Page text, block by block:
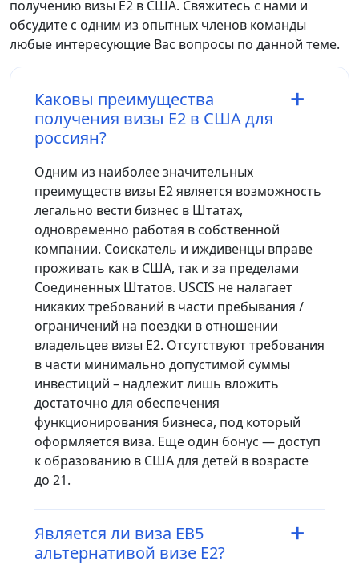
получению визы E2 в США. Свяжитесь с нами и
обсудите с одним из опытных членов команды
любые интересующие Вас вопросы по данной теме.
Каковы преимущества
получения визы E2 в США для
россиян?
Одним из наиболее значительных
преимуществ визы E2 является возможность
легально вести бизнес в Штатах,
одновременно работая в собственной
компании. Соискатель и иждивенцы вправе
проживать как в США, так и за пределами
Соединенных Штатов. USCIS не налагает
никаких требований в части пребывания /
ограничений на поездки в отношении
владельцев визы E2. Отсутствуют требования
в части минимально допустимой суммы
инвестиций – надлежит лишь вложить
достаточно для обеспечения
функционирования бизнеса, под который
оформляется виза. Еще один бонус — доступ
к образованию в США для детей в возрасте
до 21.
Является ли виза EB5
альтернативой визе E2?